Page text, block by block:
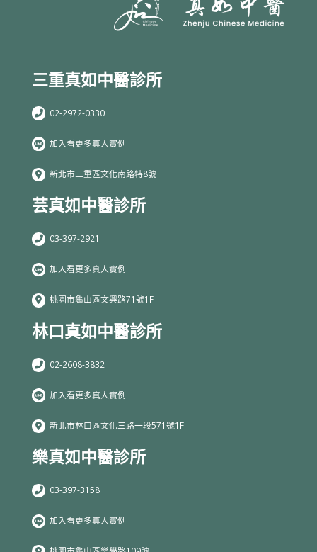
三重真如中醫診所
02-2972-0330
加入看更多真人實例
新北市三重區文化南路特8號
芸真如中醫診所
03-397-2921
加入看更多真人實例
桃園市龜山區文興路71號1F
林口真如中醫診所
02-2608-3832
加入看更多真人實例
新北市林口區文化三路一段571號1F
樂真如中醫診所
03-397-3158
加入看更多真人實例